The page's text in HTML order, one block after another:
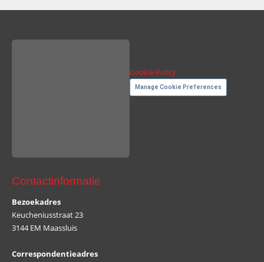
Cookie Policy
Manage Cookie Preferences
Contactinformatie
Bezoekadres
Keucheniusstraat 23
3144 EM Maassluis
Correspondentieadres